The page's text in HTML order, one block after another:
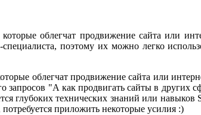
облегчат продвижение сайта или
поэтому их можно легко
облегчат продвижение сайта или
запросов "А как продвигать сайты в других
глубоких технических знаний или
приложить некоторые усилия :)